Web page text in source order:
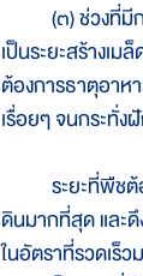
(๓) ช่วงที่มีกา
เป็นระยะสร้างเ
ต้องการธาตุอาห
เรื่อยๆ จนกระทั่ง
ระยะที่พืชต้อ
ดินมากที่สุด และ
ในอัตราที่รวดเร็